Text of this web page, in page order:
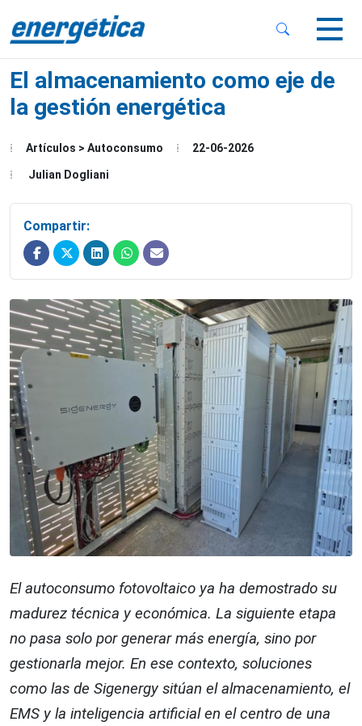
Menu
El almacenamiento como eje de
la gestión energética
Artículos > Autoconsumo 22-06-2026
Julian Dogliani
Compartir:
El autoconsumo fotovoltaico ya ha demostrado su
madurez técnica y económica. La siguiente etapa
no pasa solo por generar más energía, sino por
gestionarla mejor. En ese contexto, soluciones
como las de Sigenergy sitúan el almacenamiento, el
EMS y la inteligencia artificial en el centro de una